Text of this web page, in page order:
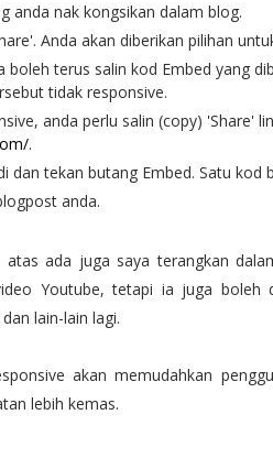
anda nak kongsikan dalam blog.
Anda akan diberikan pilihan
boleh terus salin kod Embed yang
tidak responsive.
anda perlu salin (copy) 'Share'
.
dan tekan butang Embed. Satu kod
anda.
atas ada juga saya terangkan
Youtube, tetapi ia juga boleh
lain-lain lagi.
akan memudahkan
lebih kemas.